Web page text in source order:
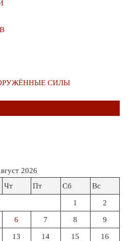
СИЛЫ
2026
Чт Пт Сб Вс
1 2
6 7 8 9
13 14 15 16